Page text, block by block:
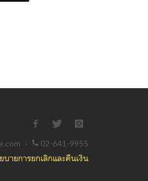
·
02-641-9955
บายการยกเลิกและคืนเงิน